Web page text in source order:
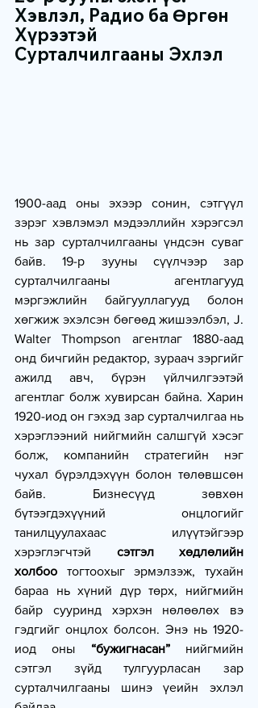
Хэвлэл, Радио ба Өргөн
Хүрээтэй
Сурталчилгааны Эхлэл
1900-аад оны эхээр сонин, сэтгүүл
зэрэг хэвлэмэл мэдээллийн хэрэгсэл
нь зар сурталчилгааны үндсэн суваг
байв. 19-р зууны сүүлчээр зар
сурталчилгааны агентлагууд
мэргэжлийн байгууллагууд болон
хөгжиж эхэлсэн бөгөөд жишээлбэл, J.
Walter Thompson агентлаг 1880-аад
онд бичгийн редактор, зураач зэргийг
ажилд авч, бүрэн үйлчилгээтэй
агентлаг болж хувирсан байна. Харин
1920-иод он гэхэд зар сурталчилгаа нь
хэрэглээний нийгмийн салшгүй хэсэг
болж, компанийн стратегийн нэг
чухал бүрэлдэхүүн болон төлөвшсөн
байв. Бизнесүүд зөвхөн
бүтээгдэхүүний онцлогийг
танилцуулахаас илүүтэйгээр
хэрэглэгчтэй сэтгэл хөдлөлийн
холбоо тогтоохыг эрмэлзэж, тухайн
бараа нь хүний дүр төрх, нийгмийн
байр сууринд хэрхэн нөлөөлөх вэ
гэдгийг онцлох болсон. Энэ нь 1920-
иод оны “бужигнасан” нийгмийн
сэтгэл зүйд тулгуурласан зар
сурталчилгааны шинэ үеийн эхлэл